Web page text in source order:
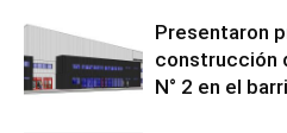
Presentaron
construcción
N° 2 en el